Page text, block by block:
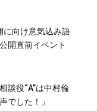
に向け意気込み語
開直前イベント
談役“A”は中村倫
でした！」